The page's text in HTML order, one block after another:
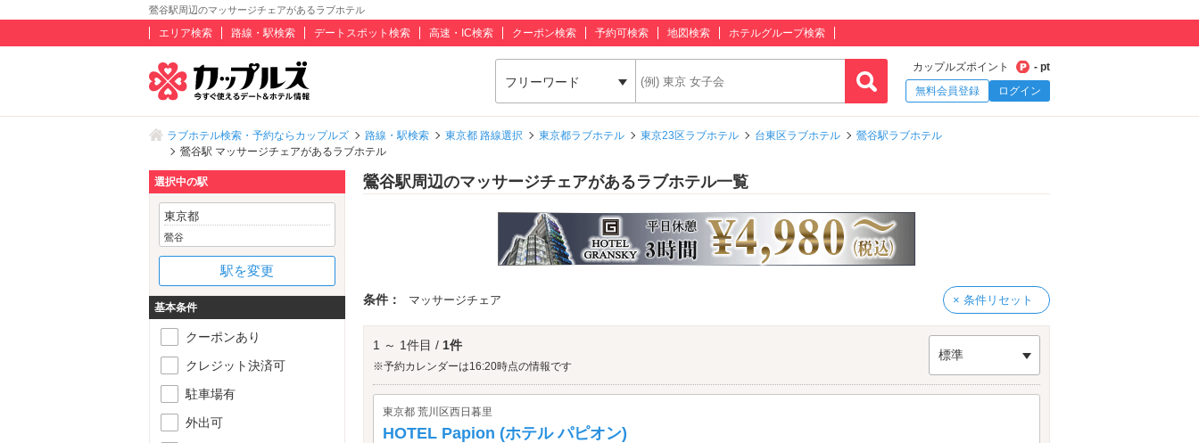
鶯谷駅周辺のマッサージチェアがあるラブホテル
エリア検索 路線・駅検索 デートスポット検索 高速・IC検索 クーポン検索 予約可検索 地図検索 ホテルグループ検索
フリーワード
カップルズポイント
- pt
無料会員登録
ログイン
ラブホテル検索・予約ならカップルズ 路線・駅検索 東京都 路線選択 東京都ラブホテル 東京23区ラブホテル 台東区ラブホテル
鶯谷駅ラブホテル
鶯谷駅 マッサージチェアがあるラブホテル
鶯谷駅周辺のマッサージチェアがあるラブホテル一覧
条件： マッサージチェア × 条件リセット
1 ～ 1件目 / 1件
※予約カレンダーは16:20時点の情報です
標準
東京都 荒川区西日暮里
HOTEL Papion (ホテル パピオン)
選択中の駅
東京都
鶯谷
駅を変更
基本条件
クーポンあり
クレジット決済可
駐車場有
外出可